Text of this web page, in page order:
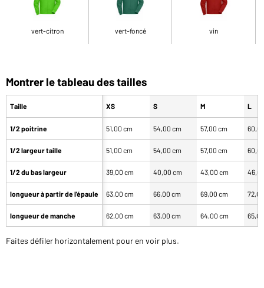
vert-citron vert-foncé vin
Montrer le tableau des tailles
Taille
1/2 poitrine
1/2 largeur taille
1/2 du bas largeur
longueur à partir de l'épaule
longueur de manche
XS S M L
51,00 cm 54,00 cm 57,00 cm
51,00 cm 54,00 cm 57,00 cm
39,00 cm 40,00 cm 43,00 cm
63,00 cm 66,00 cm 69,00 cm
62,00 cm 63,00 cm 64,00 cm
Faites défiler horizontalement pour en voir plus.